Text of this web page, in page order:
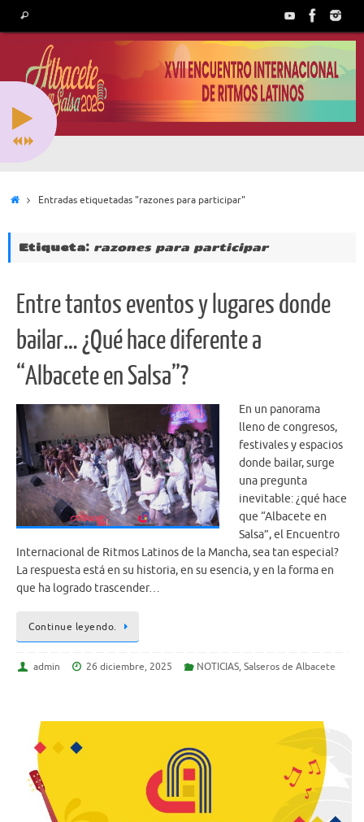
contenido
Buscar
InicioEntradas etiquetadas "razones para participar"
Etiqueta: razones para participar
Entre tantos eventos y lugares donde
bailar… ¿Qué hace diferente a
“Albacete en Salsa”?
En un panorama
lleno de congresos,
festivales y espacios
donde bailar, surge
una pregunta
inevitable: ¿qué hace
que “Albacete en
Salsa”, el Encuentro
Internacional de Ritmos Latinos de la Mancha, sea tan especial?
La respuesta está en su historia, en su esencia, y en la forma en
que ha logrado trascender…
Continue leyendo.
admin 26 diciembre, 2025 NOTICIAS, Salseros de Albacete